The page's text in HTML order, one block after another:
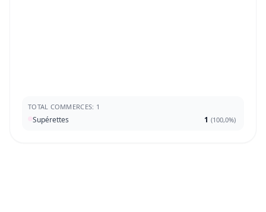
TOTAL COMMERCES: 1
Supérettes 1 (100,0%)